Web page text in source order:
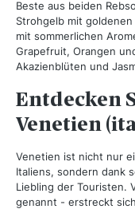
Beste aus beiden
Strohgelb mit
mit sommerlichen
Grapefruit, Orangen
Akazienblüten und
Entdecken
Venetien
Venetien ist nicht nur
Italiens, sondern dank
Liebling der Touristen.
genannt - erstreckt